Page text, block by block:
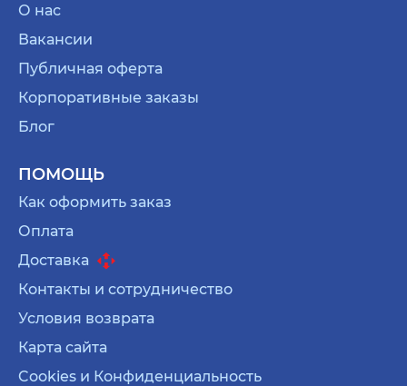
О нас
Вакансии
Публичная оферта
Корпоративные заказы
Блог
ПОМОЩЬ
Как оформить заказ
Оплата
Доставка
Контакты и сотрудничество
Условия возврата
Карта сайта
Cookies и Конфиденциальность